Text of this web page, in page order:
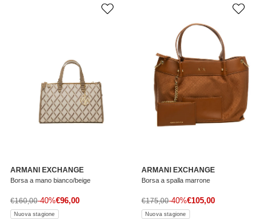
ARMANI EXCHANGE
Borsa a mano bianco/beige
Prezzo di vendita
€96,00
Prezzo normale
€160,00-40%
Nuova stagione
ARMANI EXCHANGE
Borsa a spalla marrone
Prezzo di vendita
€105,00
Prezzo normale
€175,00-40%
Nuova stagione